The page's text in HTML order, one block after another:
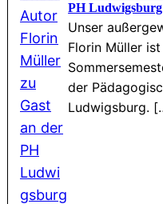
PH Ludwigsburg
Unser
Florin Müller
der
Ludwigsburg.